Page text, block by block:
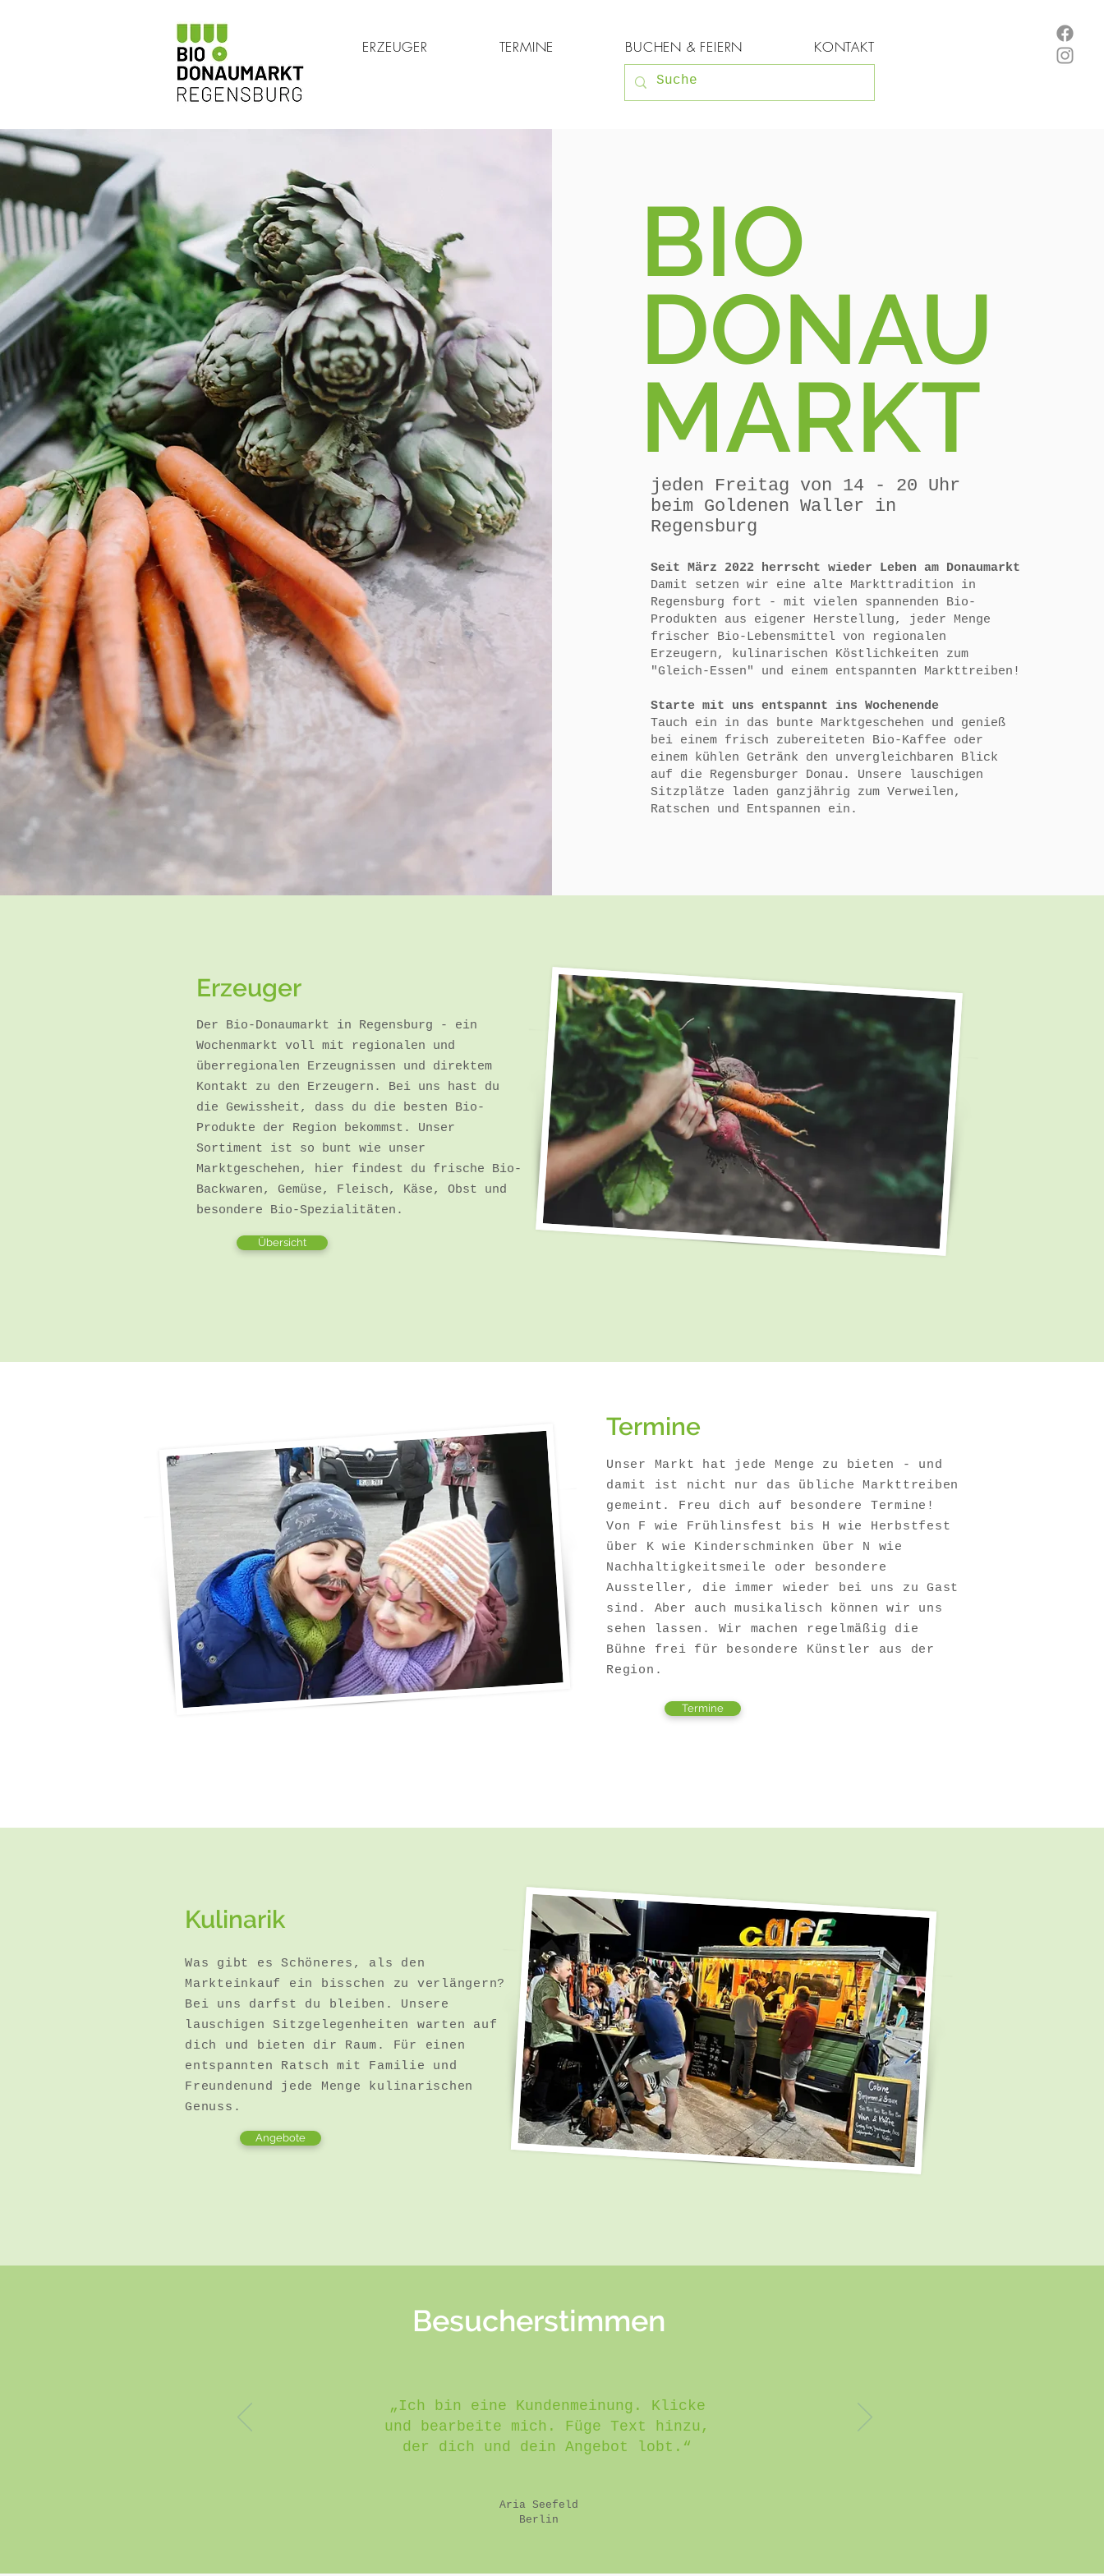
ERZEUGER TERMINE BUCHEN & FEIERN KONTAKT
BIO
DONAU
MARKT
jeden Freitag von 14 - 20 Uhr
beim Goldenen Waller in
Regensburg
Seit März 2022 herrscht wieder Leben am Donaumarkt
Damit setzen wir eine alte Markttradition in
Regensburg fort - mit vielen spannenden Bio-
Produkten aus eigener Herstellung, jeder Menge
frischer Bio-Lebensmittel von regionalen
Erzeugern, kulinarischen Köstlichkeiten zum
"Gleich-Essen" und einem entspannten Markttreiben!
Starte mit uns entspannt ins Wochenende
Tauch ein in das bunte Marktgeschehen und genieß
bei einem frisch zubereiteten Bio-Kaffee oder
einem kühlen Getränk den unvergleichbaren Blick
auf die Regensburger Donau. Unsere lauschigen
Sitzplätze laden ganzjährig zum Verweilen,
Ratschen und Entspannen ein.
Erzeuger
Der Bio-Donaumarkt in Regensburg - ein
Wochenmarkt voll mit regionalen und
überregionalen Erzeugnissen und direktem
Kontakt zu den Erzeugern. Bei uns hast du
die Gewissheit, dass du die besten Bio-
Produkte der Region bekommst. Unser
Sortiment ist so bunt wie unser
Marktgeschehen, hier findest du frische Bio-
Backwaren, Gemüse, Fleisch, Käse, Obst und
besondere Bio-Spezialitäten.
Übersicht
Termine
Unser Markt hat jede Menge zu bieten - und
damit ist nicht nur das übliche Markttreiben
gemeint. Freu dich auf besondere Termine!
Von F wie Frühlinsfest bis H wie Herbstfest
über K wie Kinderschminken über N wie
Nachhaltigkeitsmeile oder besondere
Aussteller, die immer wieder bei uns zu Gast
sind. Aber auch musikalisch können wir uns
sehen lassen. Wir machen regelmäßig die
Bühne frei für besondere Künstler aus der
Region.
Termine
Was gibt es Schöneres, als den
Markteinkauf ein bisschen zu verlängern?
Bei uns darfst du bleiben. Unsere
lauschigen Sitzgelegenheiten warten auf
dich und bieten dir Raum. Für einen
entspannten Ratsch mit Familie und
Freundenund jede Menge kulinarischen
Genuss.
Angebote
Kulinarik
Aria Seefeld
Berlin
„Ich bin eine Kundenmeinung. Klicke
und bearbeite mich. Füge Text hinzu,
der dich und dein Angebot lobt.“
Besucherstimmen